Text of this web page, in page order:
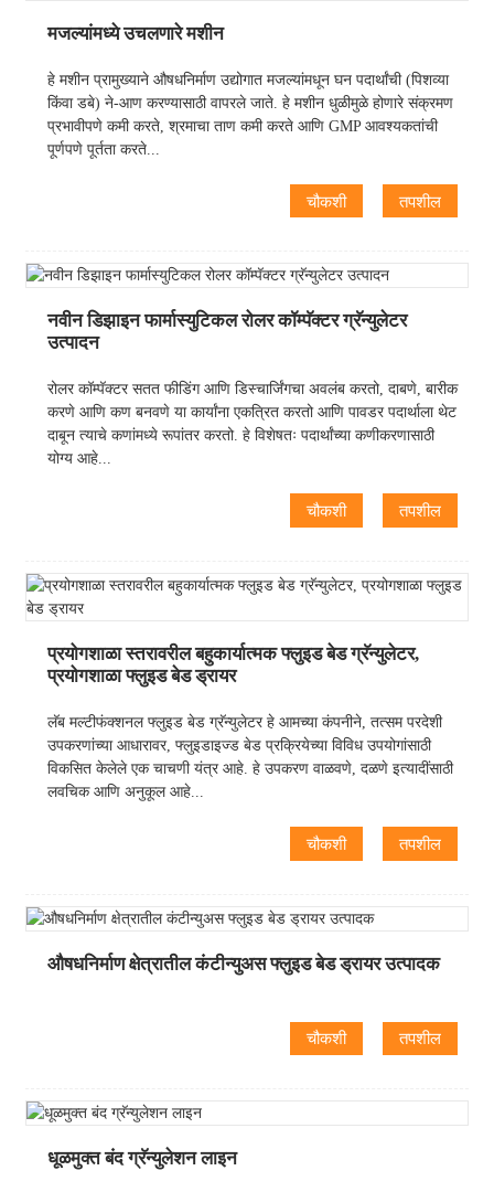
मजल्यांमध्ये उचलणारे मशीन
हे मशीन प्रामुख्याने औषधनिर्माण उद्योगात मजल्यांमधून घन पदार्थांची (पिशव्या
किंवा डबे) ने-आण करण्यासाठी वापरले जाते. हे मशीन धुळीमुळे होणारे संक्रमण
प्रभावीपणे कमी करते, श्रमाचा ताण कमी करते आणि GMP आवश्यकतांची
पूर्णपणे पूर्तता करते...
चौकशी तपशील
नवीन डिझाइन फार्मास्युटिकल रोलर कॉम्पॅक्टर ग्रॅन्युलेटर
उत्पादन
रोलर कॉम्पॅक्टर सतत फीडिंग आणि डिस्चार्जिंगचा अवलंब करतो, दाबणे, बारीक
करणे आणि कण बनवणे या कार्यांना एकत्रित करतो आणि पावडर पदार्थाला थेट
दाबून त्याचे कणांमध्ये रूपांतर करतो. हे विशेषतः पदार्थांच्या कणीकरणासाठी
योग्य आहे...
चौकशी तपशील
प्रयोगशाळा स्तरावरील बहुकार्यात्मक फ्लुइड बेड ग्रॅन्युलेटर,
प्रयोगशाळा फ्लुइड बेड ड्रायर
लॅब मल्टीफंक्शनल फ्लुइड बेड ग्रॅन्युलेटर हे आमच्या कंपनीने, तत्सम परदेशी
उपकरणांच्या आधारावर, फ्लुइडाइज्ड बेड प्रक्रियेच्या विविध उपयोगांसाठी
विकसित केलेले एक चाचणी यंत्र आहे. हे उपकरण वाळवणे, दळणे इत्यादींसाठी
लवचिक आणि अनुकूल आहे...
चौकशी तपशील
औषधनिर्माण क्षेत्रातील कंटीन्युअस फ्लुइड बेड ड्रायर उत्पादक
चौकशी तपशील
धूळमुक्त बंद ग्रॅन्युलेशन लाइन